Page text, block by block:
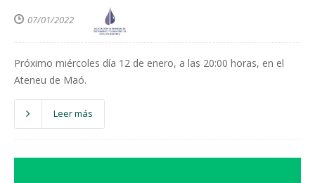
07/01/2022
Próximo miércoles día 12 de enero, a las 20:00 horas, en el
Ateneu de Maó.
Leer más